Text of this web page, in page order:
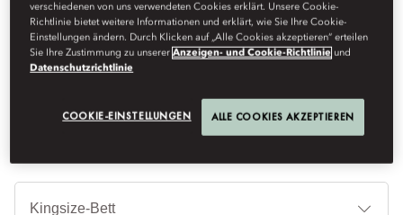
Diese exquisite Villa mit 1 Schlafzimmer präsentiert eine
abgeschiedene Außenterrasse, komplett mit beheiztem,
privatem Pool. Die Badezimmer dienen als ruhige Rückzugsorte
und umfassen eine Dampfdusche, eine große Badewanne und
verschiedenen von uns verwendeten Cookies erklärt. Unsere Cookie-
Richtlinie bietet weitere Informationen und erklärt, wie Sie Ihre Cookie-
Einstellungen ändern. Durch Klicken auf „Alle Cookies akzeptieren“ erteilen
Sie Ihre Zustimmung zu unsererAnzeigen- und Cookie-Richtlinie und
Datenschutzrichtlinie
COOKIE-EINSTELLUNGEN ALLE COOKIES AKZEPTIEREN